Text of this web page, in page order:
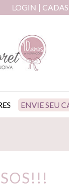
LOGIN
ENVIE SEU